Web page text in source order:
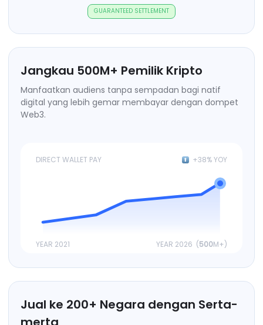
GUARANTEED SETTLEMENT
Jangkau 500M+ Pemilik Kripto
Manfaatkan audiens tanpa sempadan bagi natif
digital yang lebih gemar membayar dengan dompet
Web3.
DIRECT WALLET PAY +38% YOY
YEAR 2021 YEAR 2026 (500M+)
Jual ke 200+ Negara dengan Serta-